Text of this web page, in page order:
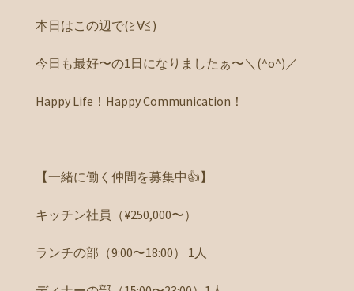
本日はこの辺で(≧∀≦)
今日も最好〜の1日になりましたぁ〜＼(^o^)／
Happy Life！Happy Communication！
【一緒に働く仲間を募集中👍】
キッチン社員（¥250,000〜）
ランチの部（9:00〜18:00） 1人